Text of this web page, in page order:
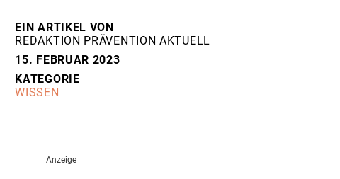
EIN ARTIKEL VON
REDAKTION PRÄVENTION AKTUELL
15. FEBRUAR 2023
KATEGORIE
WISSEN